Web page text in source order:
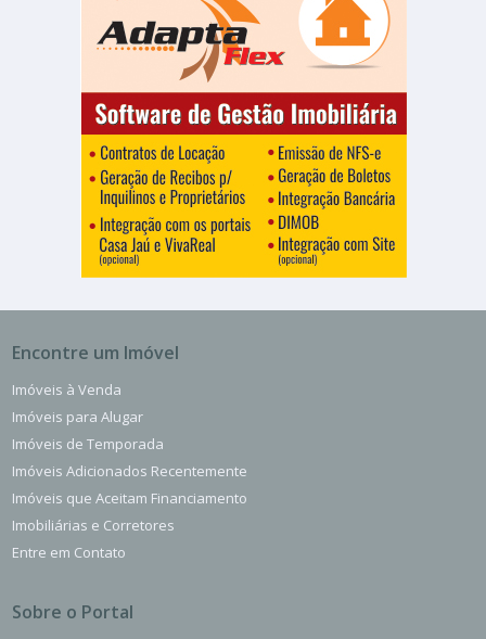
Encontre um Imóvel
Imóveis à Venda
Imóveis para Alugar
Imóveis de Temporada
Imóveis Adicionados Recentemente
Imóveis que Aceitam Financiamento
Imobiliárias e Corretores
Entre em Contato
Sobre o Portal